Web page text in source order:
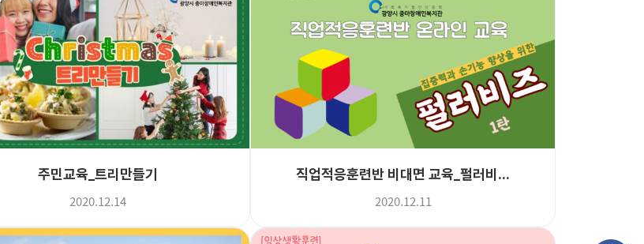
주민교육_트리만들기
2020.12.14
직업적응훈련반 비대면 교육_펄러비...
2020.12.11